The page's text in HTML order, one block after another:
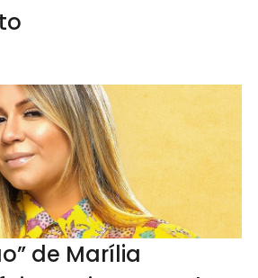
de Marília